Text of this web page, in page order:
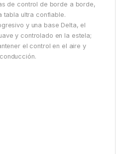
de control de borde a borde,
tabla ultra confiable.
y una base Delta, el
y controlado en la estela;
el control en el aire y